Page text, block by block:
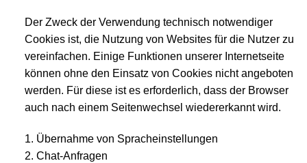
Der Zweck der Verwendung technisch notwendiger
Cookies ist, die Nutzung von Websites für die Nutzer zu
vereinfachen. Einige Funktionen unserer Internetseite
können ohne den Einsatz von Cookies nicht angeboten
werden. Für diese ist es erforderlich, dass der Browser
auch nach einem Seitenwechsel wiedererkannt wird.
1. Übernahme von Spracheinstellungen
2. Chat-Anfragen